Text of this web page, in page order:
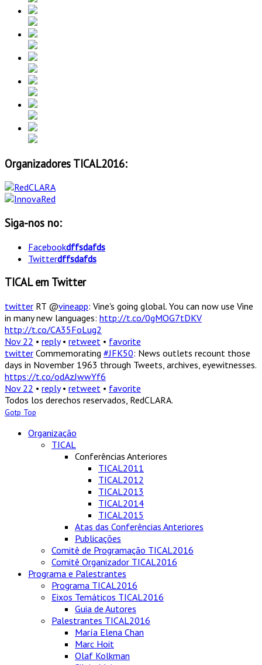
Organizadores TICAL2016:
Siga-nos no:
Facebookdffsdafds
Twitterdffsdafds
TICAL em Twitter
twitter RT @vineapp: Vine's going global. You can now use Vine
in many new languages: http://t.co/0gMOG7tDKV
http://t.co/CA35FoLug2
Nov 22 • reply• retweet • favorite
twitter Commemorating #JFK50: News outlets recount those
days in November 1963 through Tweets, archives, eyewitnesses.
https://t.co/odAzJwwYf6
Nov 22 • reply• retweet • favorite
Todos los derechos reservados, RedCLARA.
Gotp Top
Organização
TICAL
Conferências Anteriores
TICAL2011
TICAL2012
TICAL2013
TICAL2014
TICAL2015
Atas das Conferências Anteriores
Publicações
Comitê de Programação TICAL2016
Comitê Organizador TICAL2016
Programa e Palestrantes
Programa TICAL2016
Eixos Temáticos TICAL2016
Guia de Autores
Palestrantes TICAL2016
María Elena Chan
Marc Hoit
Olaf Kolkman